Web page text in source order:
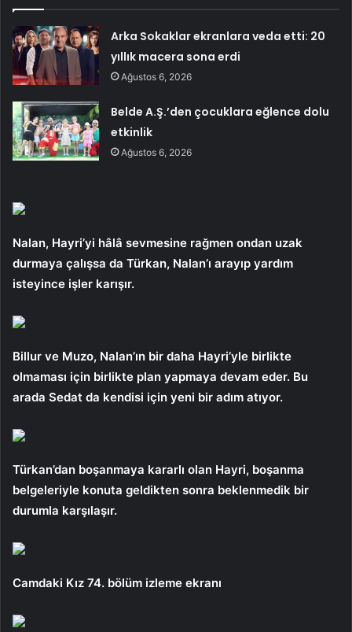
Arka Sokaklar ekranlara veda etti: 20
yıllık macera sona erdi
Ağustos 6, 2026
Belde A.Ş.’den çocuklara eğlence dolu
etkinlik
Ağustos 6, 2026
Nalan, Hayri’yi hâlâ sevmesine rağmen ondan uzak
durmaya çalışsa da Türkan, Nalan’ı arayıp yardım
isteyince işler karışır.
Billur ve Muzo, Nalan’ın bir daha Hayri’yle birlikte
olmaması için birlikte plan yapmaya devam eder. Bu
arada Sedat da kendisi için yeni bir adım atıyor.
Türkan’dan boşanmaya kararlı olan Hayri, boşanma
belgeleriyle konuta geldikten sonra beklenmedik bir
durumla karşılaşır.
Camdaki Kız 74. bölüm izleme ekranı